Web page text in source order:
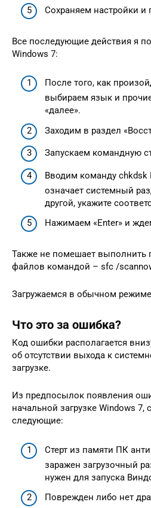
Сохраняем настройки и
Все последующие действия я
Windows 7:
После того, как
выбираем язык и
«далее».
Заходим в раздел
Запускаем командную
Вводим команду chkdsk
означает системный
другой, укажите
Нажимаем «Enter» и
Также не помешает выполнить
файлов командой – sfc /
Загружаемся в обычном
Что это за ошибка?
Код ошибки располагается
об отсутствии выхода к
загрузке.
Из предпосылок появления
начальной загрузке Windows 7,
следующие:
Стерт из памяти ПК
заражен загрузочный
нужен для запуска
Поврежден либо нет